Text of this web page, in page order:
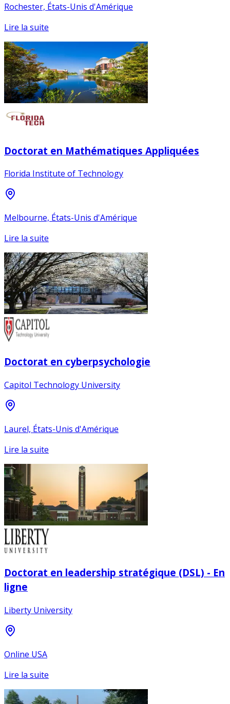
Rochester, États-Unis d'Amérique
Lire la suite
Doctorat en Mathématiques Appliquées
Florida Institute of Technology
Melbourne, États-Unis d'Amérique
Lire la suite
Doctorat en cyberpsychologie
Capitol Technology University
Laurel, États-Unis d'Amérique
Lire la suite
Doctorat en leadership stratégique (DSL) - En
ligne
Liberty University
Online USA
Lire la suite